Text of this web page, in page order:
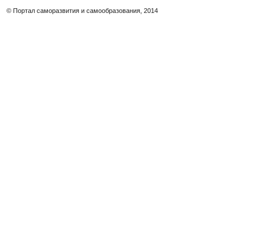
© Портал саморазвития и самообразования, 2014